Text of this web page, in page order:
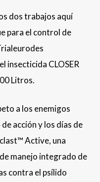
dos trabajos aquí
para el control de
insecticida CLOSER
Litros.
a los enemigos
acción y los días de
Active, una
manejo integrado de
contra el psílido